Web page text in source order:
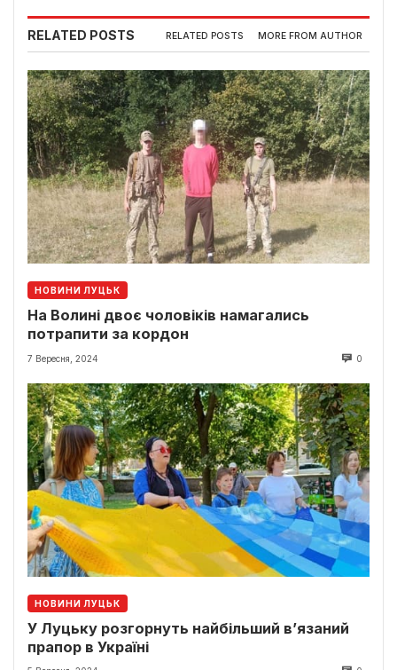
RELATED POSTS RELATED POSTS MORE FROM AUTHOR
НОВИНИ ЛУЦЬК
На Волині двоє чоловіків намагались
потрапити за кордон
7 Вересня, 2024 0
НОВИНИ ЛУЦЬК
У Луцьку розгорнуть найбільший в’язаний
прапор в Україні